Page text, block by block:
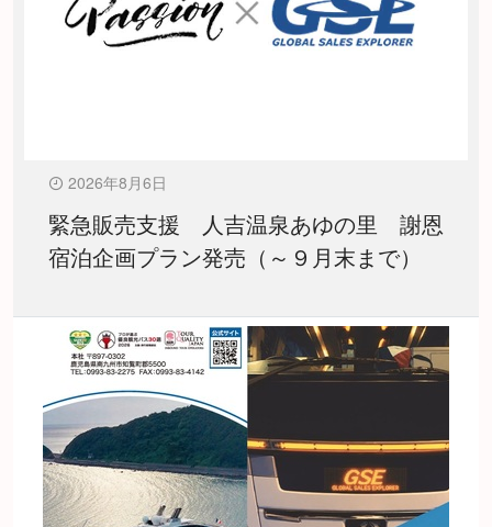
2026年8月6日
緊急販売支援 人吉温泉あゆの里 謝恩
宿泊企画プラン発売（～９月末まで）